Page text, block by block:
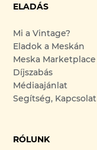
ELADÁS
Mi a Vintage?
Eladok a Meskán
Meska Marketplace
Díjszabás
Médiaajánlat
Segítség, Kapcsolat
RÓLUNK